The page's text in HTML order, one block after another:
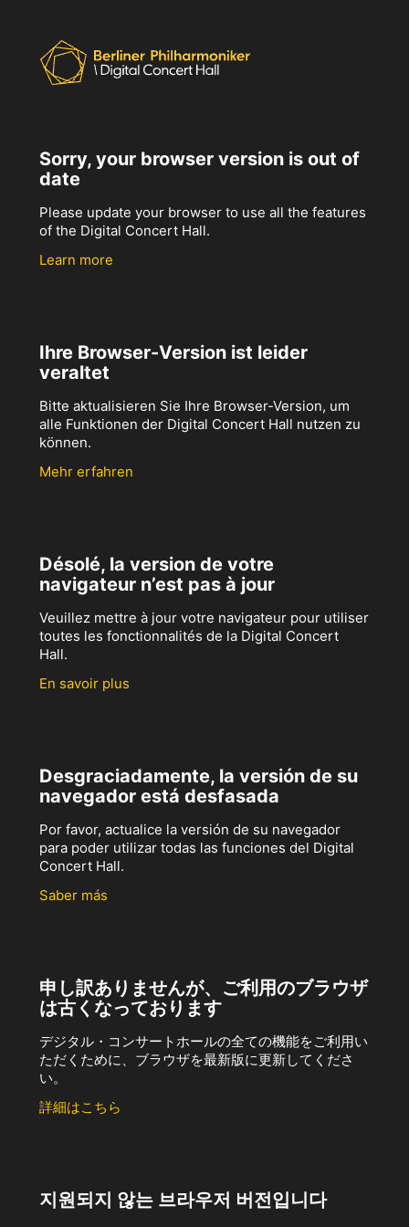
Sorry, your browser version is out of
date
Please update your browser to use all the features
of the Digital Concert Hall.
Learn more
Ihre Browser-Version ist leider
veraltet
Bitte aktualisieren Sie Ihre Browser-Version, um
alle Funktionen der Digital Concert Hall nutzen zu
können.
Mehr erfahren
Désolé, la version de votre
navigateur n’est pas à jour
Veuillez mettre à jour votre navigateur pour utiliser
toutes les fonctionnalités de la Digital Concert
Hall.
En savoir plus
Desgraciadamente, la versión de su
navegador está desfasada
Por favor, actualice la versión de su navegador
para poder utilizar todas las funciones del Digital
Concert Hall.
Saber más
申し訳ありませんが、ご利用のブラウザ
は古くなっております
デジタル・コンサートホールの全ての機能をご利用い
ただくために、ブラウザを最新版に更新してくださ
い。
詳細はこちら
지원되지 않는 브라우저 버전입니다